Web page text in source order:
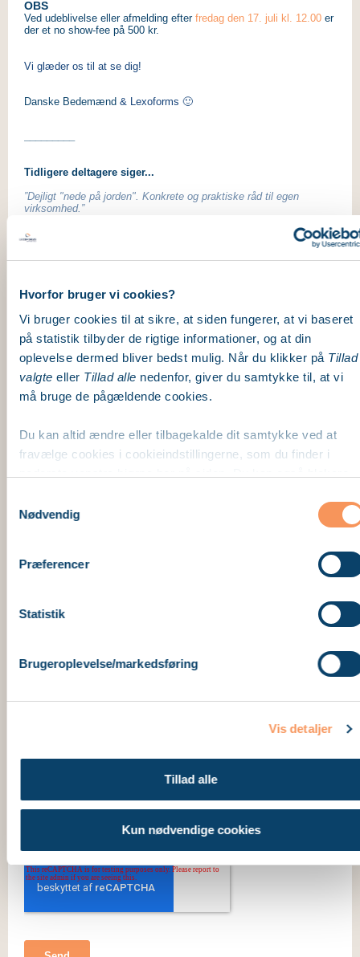
Hvorfor bruger vi cookies?
Vi bruger cookies til at sikre, at siden fungerer, at vi baseret
på statistik tilbyder de rigtige informationer, og at din
oplevelse dermed bliver bedst mulig. Når du klikker på Tillad
valgte eller Tillad alle nedenfor, giver du samtykke til, at vi
må bruge de pågældende cookies.
Du kan altid ændre eller tilbagekalde dit samtykke ved at
fravælge cookies i cookieindstillingerne, som du finder i
Læs mere om vores brug af cookies nedenfor – og om vores
Nødvendig
Præferencer
Statistik
Brugeroplevelse/markedsføring
Vis detaljer
Tillad alle
Kun nødvendige cookies